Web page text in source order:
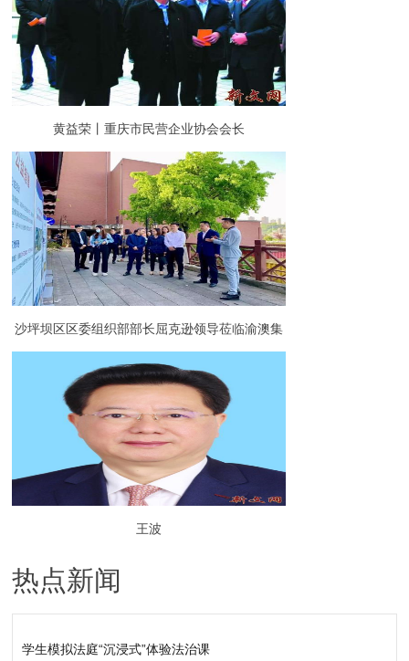
黄益荣丨重庆市民营企业协会会长
沙坪坝区区委组织部部长屈克逊领导莅临渝澳集
团调研指导园区党建工作
王波
热点新闻
学生模拟法庭“沉浸式”体验法治课